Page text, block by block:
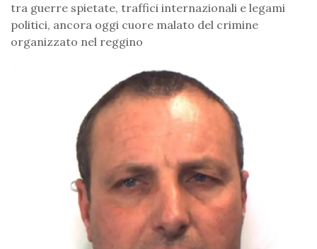
tra guerre spietate, traffici internazionali e legami
politici, ancora oggi cuore malato del crimine
organizzato nel reggino